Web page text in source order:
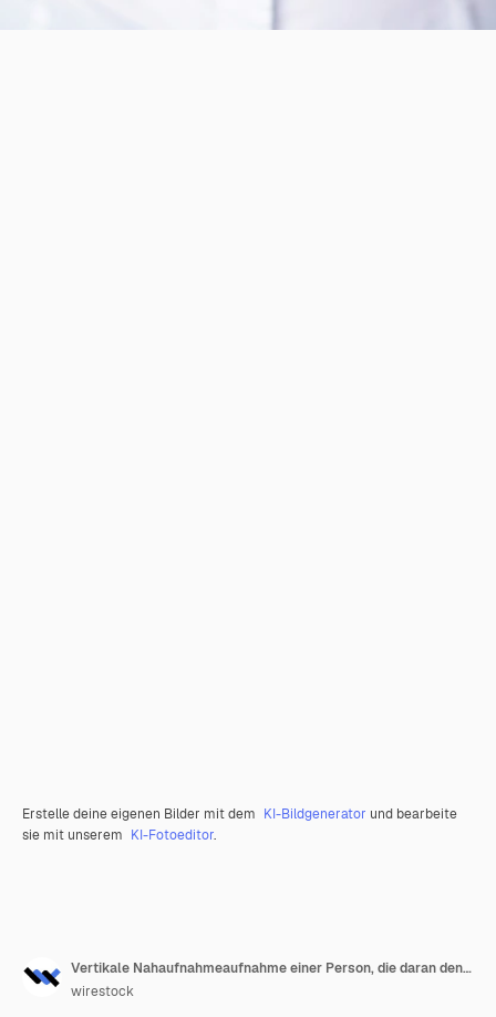
Erstelle deine eigenen Bilder mit dem KI-Bildgenerator und bearbeite
sie mit unserem KI-Fotoeditor.
Vertikale Nahaufnahmeaufnahme einer Person, die daran denkt, ein Haus zu kaufen oder zu verkaufen
wirestock